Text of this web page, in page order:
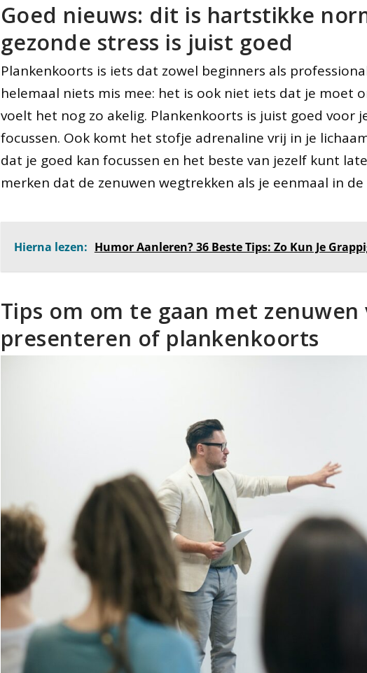
Goed nieuws: dit is hartstikke
gezonde stress is juist goed
Plankenkoorts is iets dat zowel beginners als
helemaal niets mis mee: het is ook niet iets dat je moet
voelt het nog zo akelig. Plankenkoorts is juist goed voor
focussen. Ook komt het stofje adrenaline vrij in je
dat je goed kan focussen en het beste van jezelf kunt
merken dat de zenuwen wegtrekken als je eenmaal in
Hierna lezen: Humor Aanleren? 36 Beste Tips: Zo Kun Je
Tips om om te gaan met
presenteren of plankenkoorts